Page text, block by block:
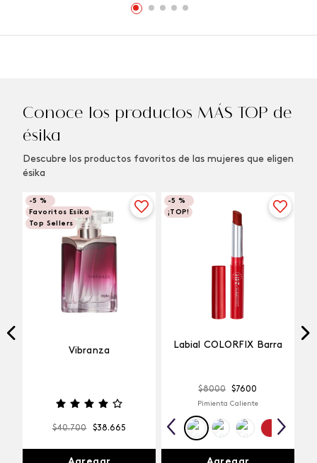
Conoce los productos MÁS TOP de
ésika
Descubre los productos favoritos de las mujeres que eligen
ésika
-5 %
Favoritos Esika
Top Sellers
Vibranza
$40.700 $38.665
-5 %
¡TOP!
Labial COLORFIX Barra
$8000 $7600
Pimienta Caliente